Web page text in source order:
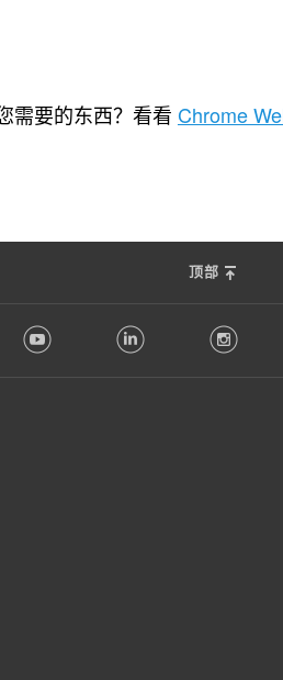
需要的东西？看看 Chrome
顶部
Youtube LinkedIn